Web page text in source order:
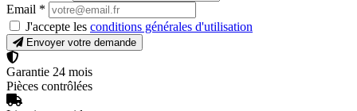
Email *
J'accepte les conditions générales d'utilisation
Envoyer votre demande
Garantie 24 mois
Pièces contrôlées